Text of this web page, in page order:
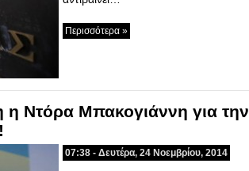
Περισσότερα »
η Ντόρα Μπακογιάννη για την
07:38 - Δευτέρα, 24 Νοεμβρίου, 2014